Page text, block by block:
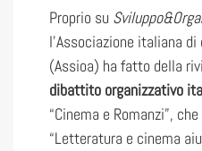
Proprio su
l’Associazione italiana
(Assioa) ha fatto della
dibattito organizzativo
“Cinema e Romanzi”,
“Letteratura e cinema